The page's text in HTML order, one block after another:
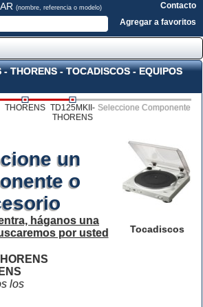
(nombre, referencia o modelo)
Contacto
Agregar a favoritos
THORENS - TOCADISCOS - EQUIPOS
THORENS TD125MKII-
THORENS
Seleccione Componente
Tocadiscos
un
o
háganos una
por usted
los